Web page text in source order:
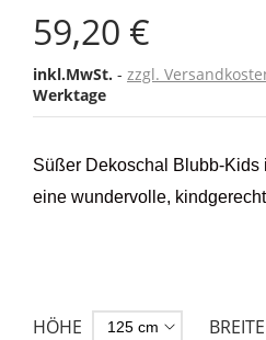
59,20 €
inkl.MwSt. zzgl.
Werktage
Süßer Dekoschal Blubb-Kids
eine wundervolle,
HÖHE BREITE